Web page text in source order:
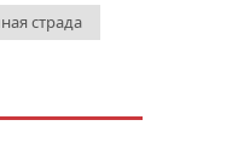
страда